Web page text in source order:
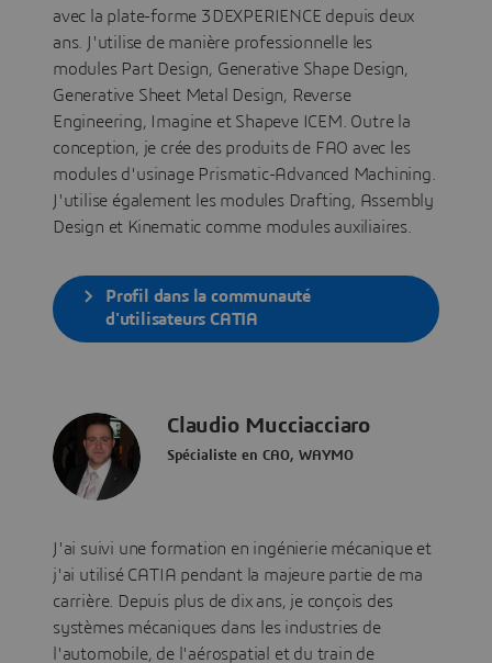
avec la plate-forme 3DEXPERIENCE depuis deux
ans. J'utilise de manière professionnelle les
modules Part Design, Generative Shape Design,
Generative Sheet Metal Design, Reverse
Engineering, Imagine et Shapeve ICEM. Outre la
conception, je crée des produits de FAO avec les
modules d'usinage Prismatic-Advanced Machining.
J'utilise également les modules Drafting, Assembly
Design et Kinematic comme modules auxiliaires.
Profil dans la communauté
d'utilisateurs CATIA
Claudio Mucciacciaro
Spécialiste en CAO, WAYMO
J'ai suivi une formation en ingénierie mécanique et
j'ai utilisé CATIA pendant la majeure partie de ma
carrière. Depuis plus de dix ans, je conçois des
systèmes mécaniques dans les industries de
l'automobile, de l'aérospatial et du train de